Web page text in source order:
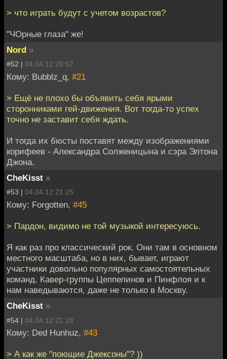
> что играть будут с учетом возрастов?
"ЧОрные глаза" же!
Nord »
#52 | 04.04.12 20:57
Кому: Bubblz_q, #21
> Ещё не плохо бы объявить себя ярыми
сторонниками гей-движения. Вот тогда-то успех
точно не заставит себя ждать.
И тогда их бюсты поставят между изображениями
корифеев - Александра Солженицына и сэра Элтона
Джона.
CheKisst »
#53 | 04.04.12 21:25
Кому: Forgotten, #45
> Пардон, видимо не той музыкой интересуюсь.
Я как раз про классический рок. Они там в основном
местного масштаба, но в них, бывает, играют
участники довольно популярных самостоятельных
команд. Кавер-группы Цеппелинов и Пинфлоя и к
нам наведываются, даже не только в Москву.
CheKisst »
#54 | 04.04.12 21:28
Кому: Ded Hunhuz, #43
> А как же "поющие Джексоны"? ))